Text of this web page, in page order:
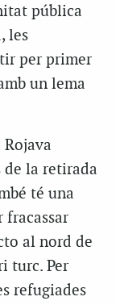
pública
les
per primer
un lema
de la retirada
té una
fracassar
al nord de
turc. Per
refugiades